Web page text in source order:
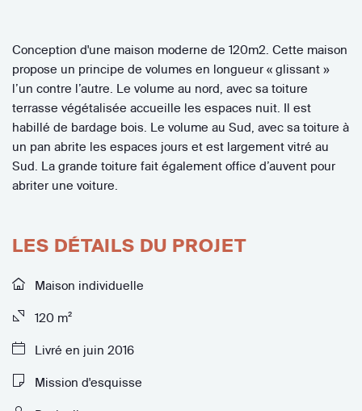
Conception d'une maison moderne de 120m2. Cette maison
propose un principe de volumes en longueur « glissant »
l’un contre l’autre. Le volume au nord, avec sa toiture
terrasse végétalisée accueille les espaces nuit. Il est
habillé de bardage bois. Le volume au Sud, avec sa toiture à
un pan abrite les espaces jours et est largement vitré au
Sud. La grande toiture fait également office d’auvent pour
abriter une voiture.
LES DÉTAILS DU PROJET
Maison individuelle
120 m²
Livré en juin 2016
Mission d'esquisse